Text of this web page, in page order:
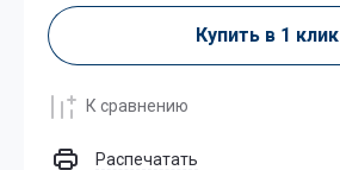
Купить в 1 клик
К сравнению
Распечатать